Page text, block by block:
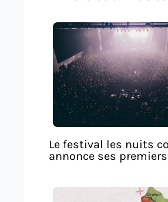
Le festival les nuits
annonce ses